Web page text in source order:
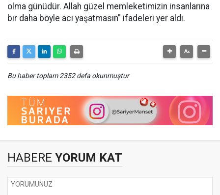
olma günüdür. Allah güzel memleketimizin insanlarına
bir daha böyle acı yaşatmasın” ifadeleri yer aldı.
Bu haber toplam 2352 defa okunmuştur
HABERE YORUM KAT